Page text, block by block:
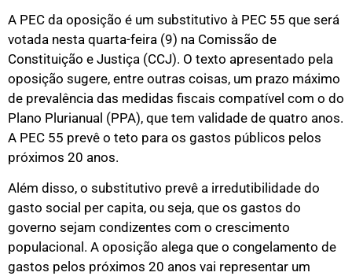
A PEC da oposição é um substitutivo à PEC 55 que será
votada nesta quarta-feira (9) na Comissão de
Constituição e Justiça (CCJ). O texto apresentado pela
oposição sugere, entre outras coisas, um prazo máximo
de prevalência das medidas fiscais compatível com o do
Plano Plurianual (PPA), que tem validade de quatro anos.
A PEC 55 prevê o teto para os gastos públicos pelos
próximos 20 anos.
Além disso, o substitutivo prevê a irredutibilidade do
gasto social per capita, ou seja, que os gastos do
governo sejam condizentes com o crescimento
populacional. A oposição alega que o congelamento de
gastos pelos próximos 20 anos vai representar um